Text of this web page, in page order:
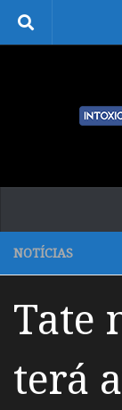
Skip to content
NOTÍCIAS
Tate
terá